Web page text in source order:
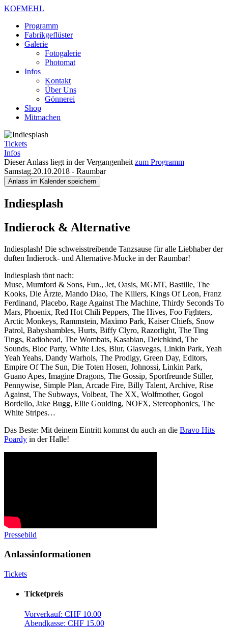
KOFMEHL
Programm
Fabrikgeflüster
Galerie
Fotogalerie
Photomat
Infos
Kontakt
Über Uns
Gönnerei
Shop
Mitmachen
Tickets
Infos
Dieser Anlass liegt in der Vergangenheit zum Programm
Samstag.20.10.2018 - Raumbar
Anlass im Kalender speichern
Indiesplash
Indierock & Alternative
Indiesplash! Die schweisstreibende Tanzsause für alle Liebhaber der
duften Indierock- und Alternative-Mucke in der Raumbar!
Indiesplash tönt nach:
Muse, Mumford & Sons, Fun., Jet, Oasis, MGMT, Bastille, The
Kooks, Die Ärzte, Mando Diao, The Killers, Kings Of Leon, Franz
Ferdinand, Placebo, Rage Against The Machine, Thirdy Seconds To
Mars, Phoenix, Red Hot Chili Peppers, The Hives, Foo Fighters,
Arctic Monkeys, Rammstein, Maxïmo Park, Kaiser Chiefs, Snow
Patrol, Babyshambles, Hurts, Biffy Clyro, Razorlight, The Ting
Tings, Radiohead, The Wombats, Kasabian, Deichkind, The
Sounds, Bloc Party, White Lies, Blur, Glasvegas, Linkin Park, Yeah
Yeah Yeahs, Dandy Warhols, The Prodigy, Green Day, Editors,
Empire Of The Sun, Die Toten Hosen, Johnossi, Linkin Park,
Guano Apes, Imagine Dragons, The Gossip, Sportfreunde Stiller,
Pennywise, Simple Plan, Arcade Fire, Billy Talent, Archive, Rise
Against, The Subways, Volbeat, The XX, Wolfmother, Gogol
Bordello, Jake Bugg, Ellie Goulding, NOFX, Stereophonics, The
White Stripes…
Das Beste: Mit deinem Eintritt kommst du auch an die Bravo Hits
Poardy in der Halle!
Pressebild
Anlassinformationen
Tickets
Ticketpreis
Vorverkauf: CHF 10.00
Abendkasse: CHF 15.00